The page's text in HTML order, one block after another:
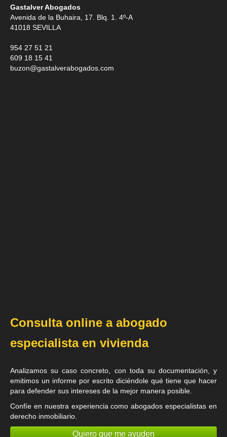
Gastalver Abogados
Avenida de la Buhaira, 17. Blq. 1. 4º-A
41018 SEVILLA
954 27 51 21
609 18 15 41
buzon@gastalverabogados.com
Consulta online a abogado
especialista en vivienda
Analizamos su caso concreto, con toda su documentación, y
emitimos un informe por escrito diciéndole qué tiene que hacer
para defender sus intereses de la mejor manera posible.
Confíe en nuestra experiencia comoabogados especialistas en
derecho inmobiliario
Quiero que me ayuden